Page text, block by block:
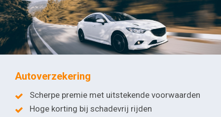
Autoverzekering
Scherpe premie met uitstekende voorwaarden
Hoge korting bij schadevrij rijden